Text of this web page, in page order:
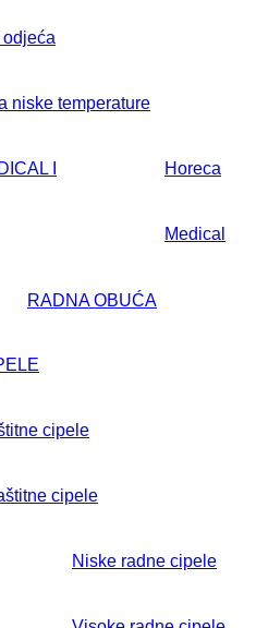
odjeća
niske temperature
I
Horeca
Medical
RADNA OBUĆA
cipele
cipele
Niske radne cipele